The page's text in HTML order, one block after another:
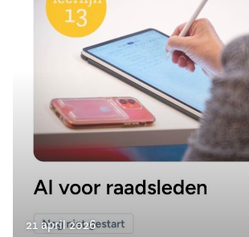
21 april 2026